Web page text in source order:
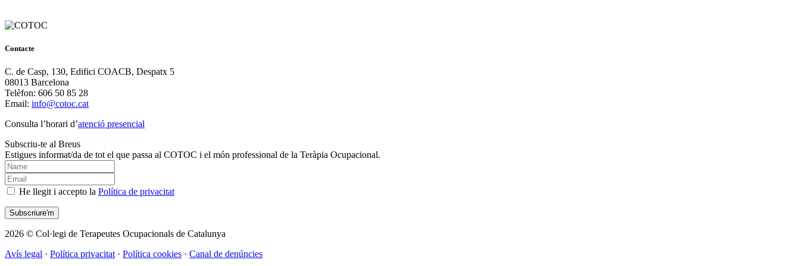
Contacte
C. de Casp, 130, Edifici COACB, Despatx 5
08013 Barcelona
Telèfon: 606 50 85 28
Email: info@cotoc.cat
Consulta l’horari d’atenció presencial
Subscriu-te al Breus
Estigues informat/da de tot el que passa al COTOC i el món professional de la Teràpia Ocupacional.
He llegit i accepto la Política de privacitat
2026 © Col·legi de Terapeutes Ocupacionals de Catalunya
Avís legal · Política privacitat · Política cookies · Canal de denúncies